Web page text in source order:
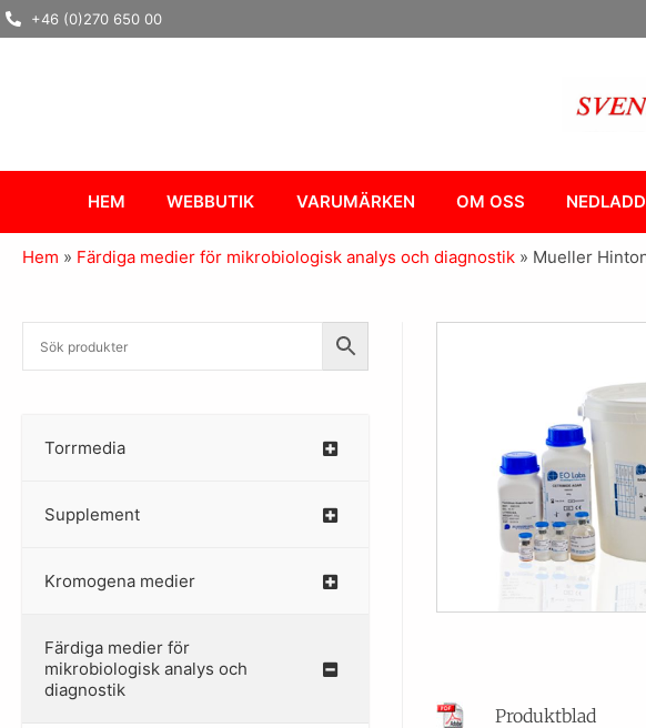
Hoppa
till
+46 (0)270 650 00
HEM WEBBUTIK VARUMÄRKEN OM OSS
Hem » Färdiga medier för mikrobiologisk analys och diagnostik » Mueller
Torrmedia
–
Supplement
–
Kromogena medier
–
Färdiga medier för
mikrobiologisk analys och
diagnostik
Produktblad